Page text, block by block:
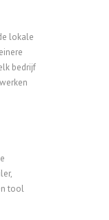
lokale
bedrijf
tool